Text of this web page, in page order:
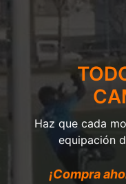
Haz que cada
equipación
¡Compra